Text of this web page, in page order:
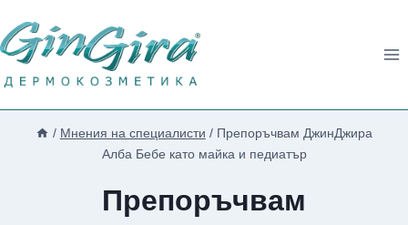
съдържанието
/ Мнения на специалисти / Препоръчвам ДжинДжира
Алба Бебе като майка и педиатър
Препоръчвам